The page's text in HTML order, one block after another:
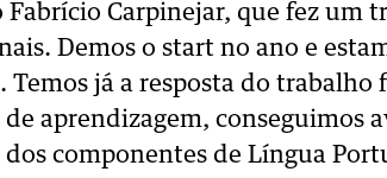
Fabrício Carpinejar, que fez um
Demos o start no ano e
Temos já a resposta do trabalho
aprendizagem, conseguimos
componentes de Língua